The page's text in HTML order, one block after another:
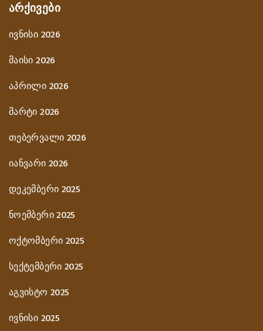
ᲐᲠᲥᲘᲕᲔᲑᲘ
ივნისი 2026
მაისი 2026
აპრილი 2026
მარტი 2026
თებერვალი 2026
იანვარი 2026
დეკემბერი 2025
ნოემბერი 2025
ოქტომბერი 2025
სექტემბერი 2025
აგვისტო 2025
ივნისი 2025